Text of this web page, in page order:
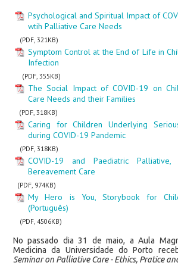
Psychological and Spiritual Impact of
wtih Palliative Care Needs
(PDF, 321KB)
Symptom Control at the End of Life in
Infection
(PDF, 355KB)
The Social Impact of COVID-19 on
Care Needs and their Families
(PDF, 318KB)
Caring for Children Underlying
during COVID-19 Pandemic
(PDF, 318KB)
COVID-19 and Paediatric
Bereavement Care
(PDF, 974KB)
My Hero is You, Storybook for
(Português)
(PDF, 4506KB)
No passado dia 31 de maio, a Aula
Medicina da Universidade do Porto
Seminar on Palliative Care - Ethics, Pratice